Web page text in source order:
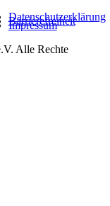
Datenschutzerklärung
Barrierefreiheit
Impressum
Alle Rechte